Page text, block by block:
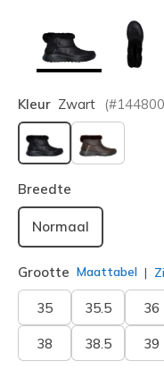
Kleur Zwart (#144800
geselecteerd
Breedte
Normaal
Grootte Maattabel
35 35.5 36
38 38.5 39